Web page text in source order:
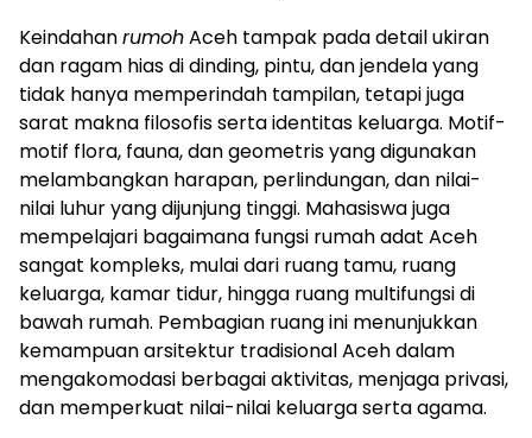
KeindahanrumohAceh tampak pada detail ukiran
dan ragam hias di dinding, pintu, dan jendela yang
tidak hanya memperindah tampilan, tetapi juga
sarat makna filosofis serta identitas keluarga. Motif-
motif flora, fauna, dan geometris yang digunakan
melambangkan harapan, perlindungan, dan nilai-
nilai luhur yang dijunjung tinggi. Mahasiswa juga
mempelajari bagaimana fungsi rumah adat Aceh
sangat kompleks, mulai dari ruang tamu, ruang
keluarga, kamar tidur, hingga ruang multifungsi di
bawah rumah. Pembagian ruang ini menunjukkan
kemampuan arsitektur tradisional Aceh dalam
mengakomodasi berbagai aktivitas, menjaga privasi,
dan memperkuat nilai-nilai keluarga serta agama.